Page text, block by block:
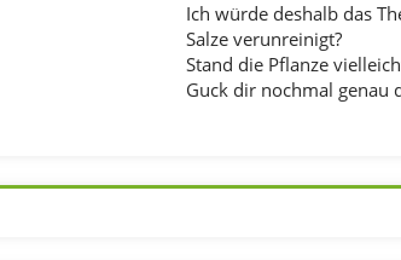
Ich würde deshalb das
Salze verunreinigt?
Stand die Pflanze
Guck dir nochmal genau